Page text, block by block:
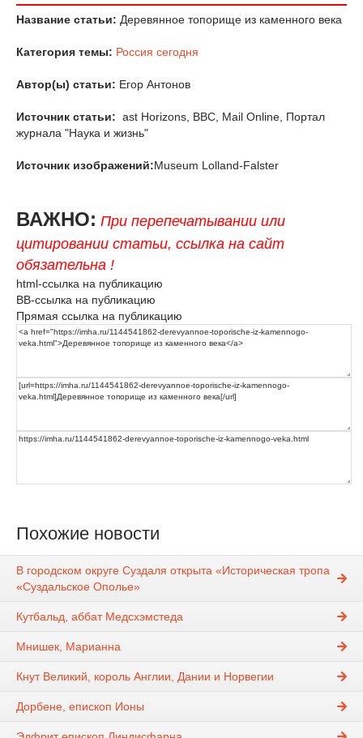
Название статьи: Деревянное топорище из каменного века
Категория темы: Россия сегодня
Автор(ы) статьи: Егор Антонов
Источник статьи: ast Horizons, BBC, Mail Online, Портал
журнала "Наука и жизнь"
Источник изображений:Museum Lolland-Falster
ВАЖНО: При перепечатывании или
цитировании статьи, ссылка на сайт
обязательна !
html-ссылка на публикацию
BB-ссылка на публикацию
Прямая ссылка на публикацию
Похожие новости
В городском округе Суздаля открыта «Историческая тропа
«Суздальское Ополье»
Кутбальд, аббат Медсхэмстеда
Мнишек, Марианна
Кнут Великий, король Англии, Дании и Норвегии
Дорбене, епископ Ионы